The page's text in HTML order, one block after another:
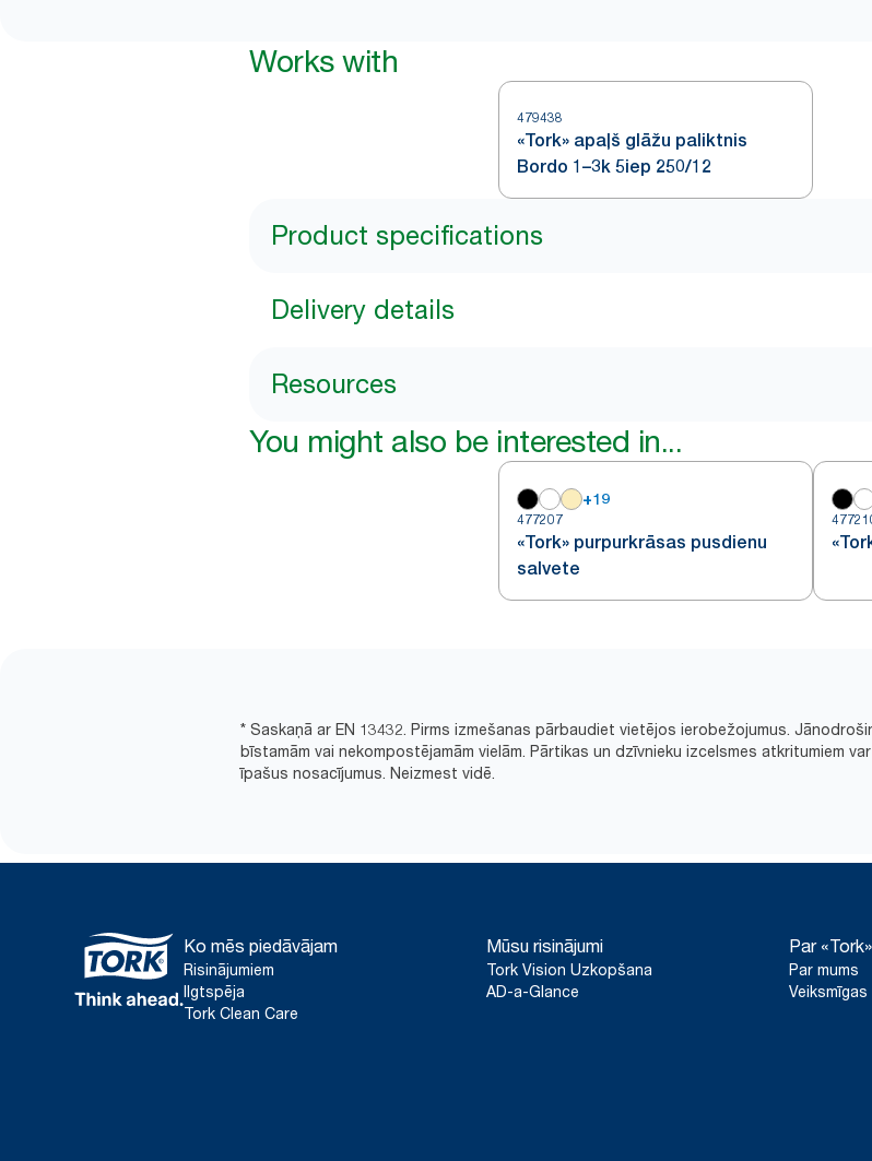
Works with
479438
«Tork» apaļš glāžu paliktnis
Bordo 1–3k 5iep 250/12
Product specifications
Delivery details
Resources
You might also be interested in...
+19
477207
«Tork» purpurkrāsas pusdienu
salvete
* Saskaņā ar EN 13432. Pirms izmešanas pārbaudiet vietējos ierobežojumus.
bīstamām vai nekompostējamām vielām. Pārtikas un dzīvnieku izcelsmes atkritumiem
īpašus nosacījumus. Neizmest vidē.
Ko mēs piedāvājam
Risinājumiem
Ilgtspēja
Tork Clean Care
Mūsu risinājumi
Tork Vision Uzkopšana
AD-a-Glance
Par «Tork»
Par mums